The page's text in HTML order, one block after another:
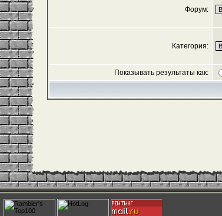
Форум:
Категория:
Показывать результаты как: